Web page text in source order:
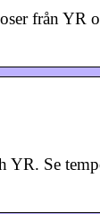
från YR
Se